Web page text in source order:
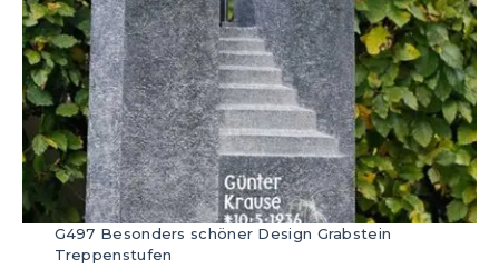
G497 Besonders schöner Design Grabstein
Treppenstufen